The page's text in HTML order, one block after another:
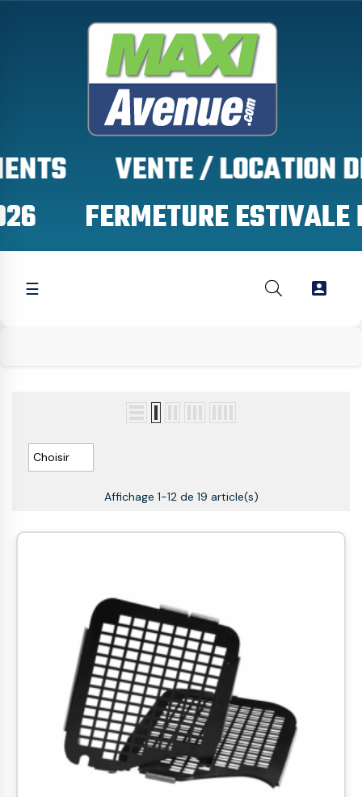
☰ 
Choisir
Affichage 1-12 de 19 article(s)